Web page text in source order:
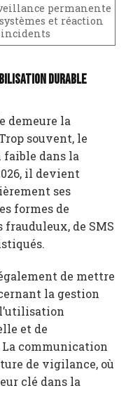
permanente
et réaction
durable
demeure la
souvent, le
dans la
il devient
ses
formes de
frauduleux, de SMS
de mettre
la gestion
et de
La communication
de vigilance, où
clé dans la